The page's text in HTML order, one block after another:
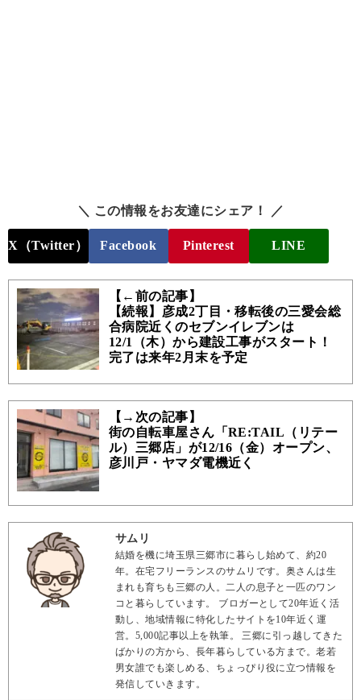
＼ この情報をお友達にシェア！ ／
X（Twitter） Facebook Pinterest LINE
【←前の記事】
【続報】彦成2丁目・移転後の三愛会総
合病院近くのセブンイレブンは
12/1（木）から建設工事がスタート！
完了は来年2月末を予定
【→次の記事】
街の自転車屋さん「RE:TAIL（リテー
ル）三郷店」が12/16（金）オープン、
彦川戸・ヤマダ電機近く
サムリ
結婚を機に埼玉県三郷市に暮らし始めて、約20
年。在宅フリーランスのサムリです。奥さんは生
まれも育ちも三郷の人。二人の息子と一匹のワン
コと暮らしています。 ブロガーとして20年近く活
動し、地域情報に特化したサイトを10年近く運
営。5,000記事以上を執筆。 三郷に引っ越してきた
ばかりの方から、長年暮らしている方まで。老若
男女誰でも楽しめる、ちょっぴり役に立つ情報を
発信していきます。